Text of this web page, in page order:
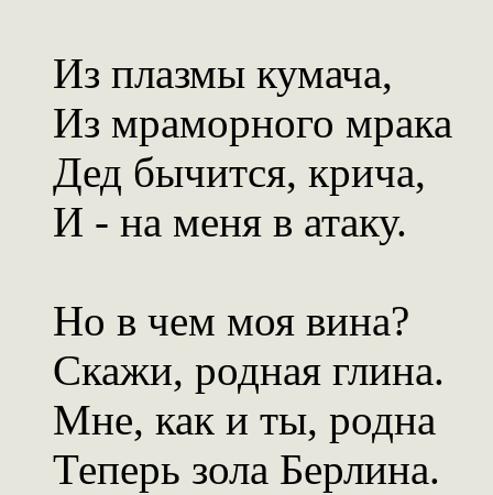
Из плазмы кумача,
Из мраморного мрака
Дед бычится, крича,
И - на меня в атаку.
Но в чем моя вина?
Скажи, родная глина.
Мне, как и ты, родна
Теперь зола Берлина.